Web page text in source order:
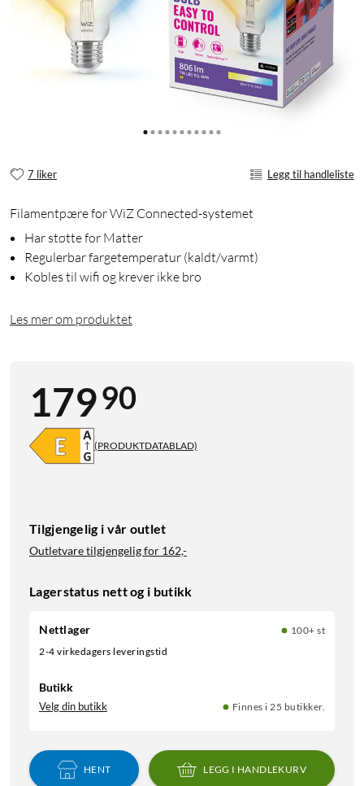
7 liker Legg til handleliste
Filamentpære for WiZ Connected-systemet
Har støtte for Matter
Regulerbar fargetemperatur (kaldt/varmt)
Kobles til wifi og krever ikke bro
Les mer om produktet
17990
(PRODUKTDATABLAD)
Tilgjengelig i vår outlet
Outletvare tilgjengelig for 162,-
Lagerstatus nett og i butikk
Nettlager
100+ st
2-4 virkedagers leveringstid
Butikk
Velg din butikk Finnes i 25 butikker.
HENT LEGG I HANDLEKURV